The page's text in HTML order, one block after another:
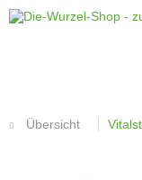
Übersicht